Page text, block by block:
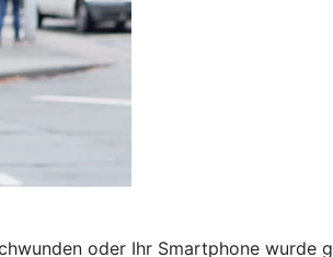
oder Ihr Smartphone wurde